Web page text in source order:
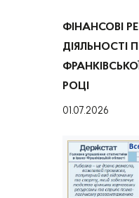
ФІНАНСОВІ
ДІЯЛЬНОСТІ
РОЦІ
01.07.2026